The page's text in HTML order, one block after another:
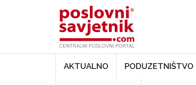
AKTUALNO PODUZETNIŠTVO